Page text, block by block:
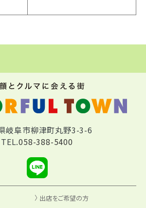
岐阜市柳津町丸野3-3-6
TEL.058-388-5400
出店をご希望の方